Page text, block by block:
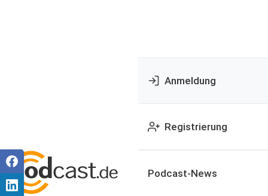
Anmeldung
Registrierung
Podcast-News